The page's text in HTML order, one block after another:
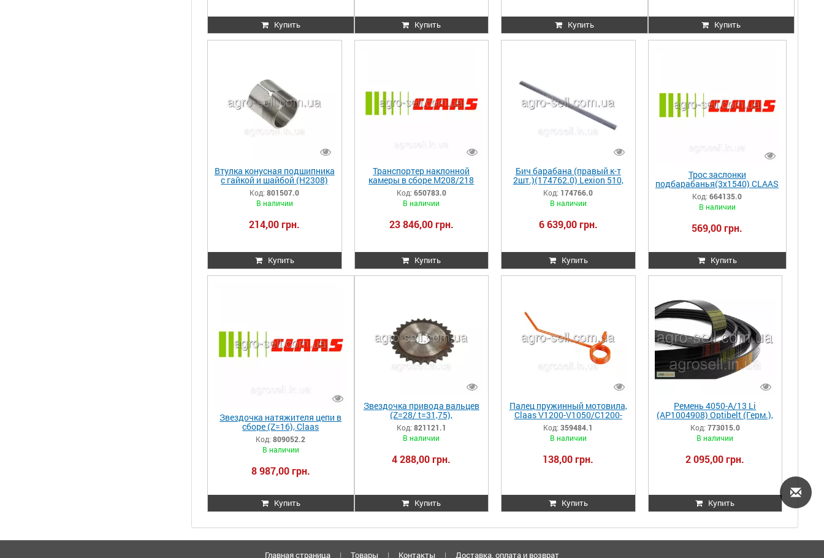
Купить Купить Купить Купить
Втулка конусная подшипника
с гайкой и шайбой (H2308)
Claas 801507.0 801507
000801507
Код: 801507.0
В наличии
214,00 грн.
Купить
Транспортер наклонной
камеры в сборе М208/218
DOM 118/108 650783.0
650783 0006507830
Код: 650783.0
В наличии
23 846,00 грн.
Купить
Бич барабана (правый к-т
2шт.)(174762.0) Lexion 510,
520, 530,570 174766.0 174766
000174766
Код: 174766.0
В наличии
6 639,00 грн.
Купить
Трос заслонки
подбарабанья(3х1540) CLAAS
Mega
202/203/204/208/218/350/370
664135.0 664135 0006641350
Код: 664135.0
В наличии
569,00 грн.
Купить
Звездочка натяжителя цепи в
сборе (Z=16), Claas
Lex.670/640/600/580/570/560/5
40/480/460/440, Tuc.480
809052.2
Код: 809052.2
В наличии
8 987,00 грн.
Купить
Звездочка привода вальцев
(Z=28/ t=31,75),
Claas>Rol.46/66 821121.1
821121 0008211211
Код: 821121.1
В наличии
4 288,00 грн.
Купить
Палец пружинный мотовила,
Claas V1200-V1050/C1200-
C1050(жатка) 359484.1
359484 0003594841
Код: 359484.1
В наличии
138,00 грн.
Купить
Ремень 4050-A/13 Li
(AP1004908) Optibelt (Герм.),
Claas
Tuc.580/570/450/440/320
773015.0 773015 0007730150
Код: 773015.0
В наличии
2 095,00 грн.
Купить
Главная страница | Товары | Контакты | Доставка, оплата и возврат